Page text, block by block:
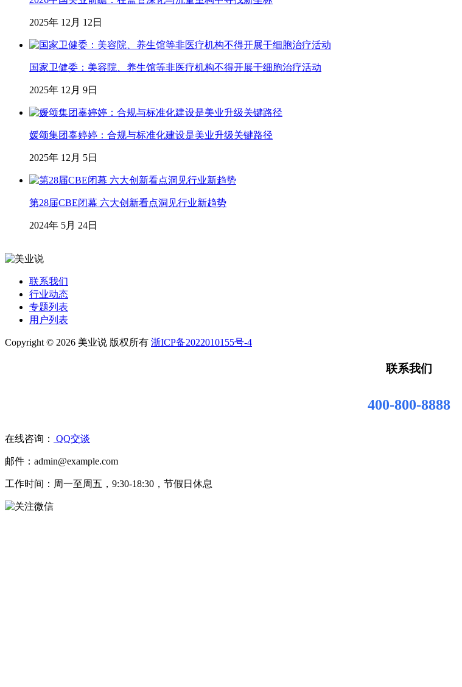
2025年 12月 12日
国家卫健委：美容院、养生馆等非医疗机构不得开展干细胞治疗活动
2025年 12月 9日
媛颂集团辜婷婷：合规与标准化建设是美业升级关键路径
2025年 12月 5日
第28届CBE闭幕 六大创新看点洞见行业新趋势
2024年 5月 24日
联系我们
行业动态
专题列表
用户列表
Copyright © 2026 美业说 版权所有 浙ICP备2022010155号-4
联系我们
400-800-8888
在线咨询： QQ交谈
邮件：admin@example.com
工作时间：周一至周五，9:30-18:30，节假日休息